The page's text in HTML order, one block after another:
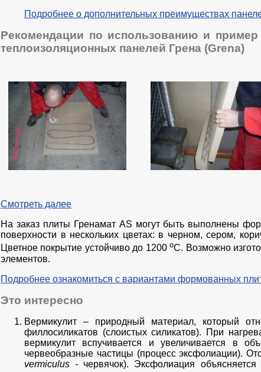
Подробнее о дополнительных преимуществах
Рекомендации по использованию и
теплоизоляционных панелей Грена (Grena)
Смотреть далее
На заказ плиты Гренамат AS могут быть выполнены
поверхности в нескольких цветах: в черном, сером,
Цветное покрытие устойчиво до 1200оС. Возможно
элементов.
Подробнее ознакомиться с вариантами формованных
Это интересно
Вермикулит – природный материал, который
филлосиликатов (слоистых силикатов). При
вермикулит вспучивается и увеличивается в
червеобразные частицы (процесс эксфолиации).
vermiculus - червячок). Эксфолиация